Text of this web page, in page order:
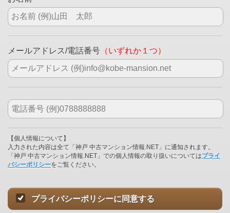
メールアドレス/電話番号 （いずれか１つ）
【個人情報について】
入力された内容は全て「神戸 中古マンション情報.NET」に通知されます。
「神戸 中古マンション情報.NET」での個人情報の取り扱いについてはプライ
バシーポリシーをご覧ください。
プライバシーポリシーに同意する